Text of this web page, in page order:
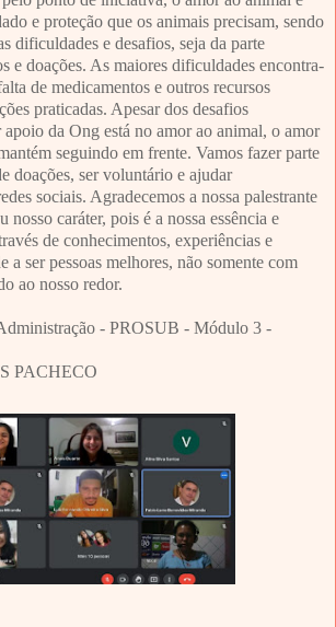
e proteção que os animais precisam, sendo
dificuldades e desafios, seja da parte
e doações. As maiores dificuldades encontra-
de medicamentos e outros recursos
praticadas. Apesar dos desafios
da Ong está no amor ao animal, o amor
seguindo em frente. Vamos fazer parte
doações, ser voluntário e ajudar
sociais. Agradecemos a nossa palestrante
nosso caráter, pois é a nossa essência e
de conhecimentos, experiências e
a ser pessoas melhores, não somente com
ao nosso redor.
- PROSUB - Módulo 3 -
PACHECO